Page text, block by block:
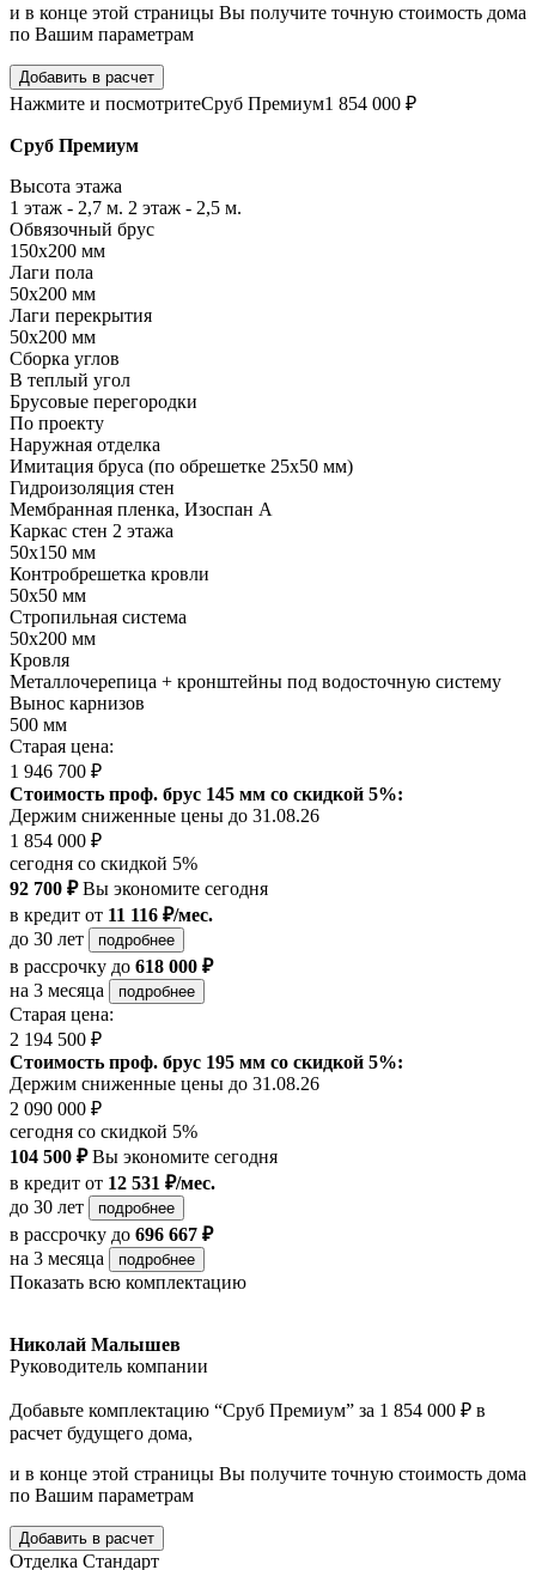
и в конце этой страницы Вы получите точную стоимость дома
по Вашим параметрам
Добавить в расчет
Нажмите и посмотритеСруб Премиум1 854 000 ₽
Сруб Премиум
Высота этажа
1 этаж - 2,7 м. 2 этаж - 2,5 м.
Обвязочный брус
150х200 мм
Лаги пола
50х200 мм
Лаги перекрытия
50х200 мм
Сборка углов
В теплый угол
Брусовые перегородки
По проекту
Наружная отделка
Имитация бруса (по обрешетке 25х50 мм)
Гидроизоляция стен
Мембранная пленка, Изоспан А
Каркас стен 2 этажа
50х150 мм
Контробрешетка кровли
50х50 мм
Стропильная система
50х200 мм
Кровля
Металлочерепица + кронштейны под водосточную систему
Вынос карнизов
500 мм
Старая цена:
1 946 700 ₽
Стоимость проф. брус 145 мм со скидкой 5%:
Держим сниженные цены до 31.08.26
1 854 000 ₽
сегодня со скидкой 5%
92 700 ₽Вы экономите сегодня
в кредит от 11 116 ₽/мес.
до 30 лет
подробнее
в рассрочку до 618 000 ₽
на 3 месяца
подробнее
Старая цена:
2 194 500 ₽
Стоимость проф. брус 195 мм со скидкой 5%:
Держим сниженные цены до 31.08.26
2 090 000 ₽
сегодня со скидкой 5%
104 500 ₽Вы экономите сегодня
в кредит от 12 531 ₽/мес.
до 30 лет
подробнее
в рассрочку до 696 667 ₽
на 3 месяца
подробнее
Показать всю комплектацию
Николай Малышев
Руководитель компании
Добавьте комплектацию “Сруб Премиум” за 1 854 000 ₽ в
расчет будущего дома,
и в конце этой страницы Вы получите точную стоимость дома
по Вашим параметрам
Добавить в расчет
Отделка Стандарт